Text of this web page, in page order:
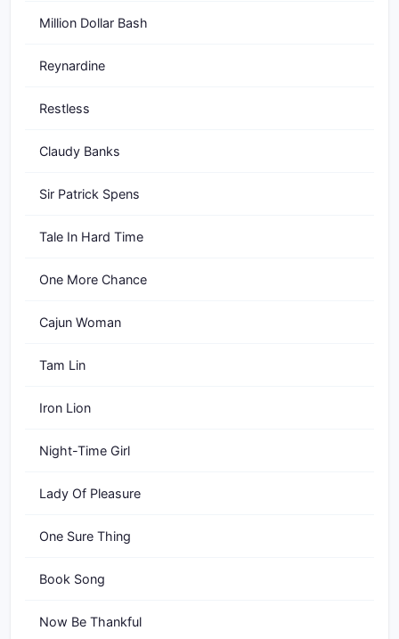
Million Dollar Bash
Reynardine
Restless
Claudy Banks
Sir Patrick Spens
Tale In Hard Time
One More Chance
Cajun Woman
Tam Lin
Iron Lion
Night-Time Girl
Lady Of Pleasure
One Sure Thing
Book Song
Now Be Thankful